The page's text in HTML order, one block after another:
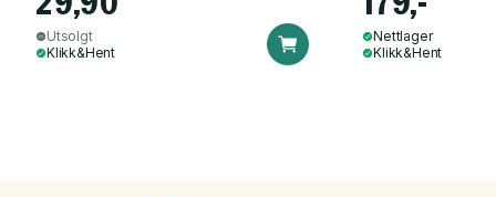
Utsolgt
Klikk&Hent
Nettlager
Klikk&Hent